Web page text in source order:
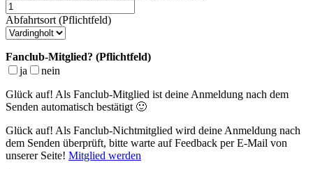
Abfahrtsort (Pflichtfeld)
Fanclub-Mitglied? (Pflichtfeld)
ja
nein
Glück auf! Als Fanclub-Mitglied ist deine Anmeldung nach dem
Senden automatisch bestätigt 🙂
Glück auf! Als Fanclub-Nichtmitglied wird deine Anmeldung nach
dem Senden überprüft, bitte warte auf Feedback per E-Mail von
unserer Seite! Mitglied werden